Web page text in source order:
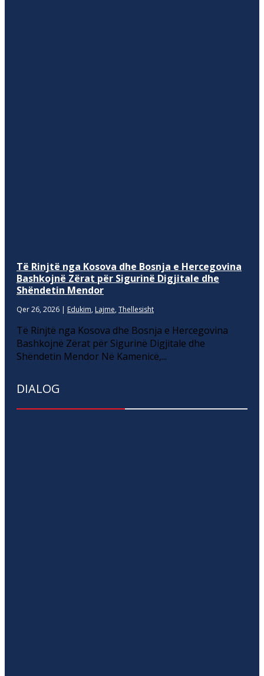
Të Rinjtë nga Kosova dhe Bosnja e Hercegovina
Bashkojnë Zërat për Sigurinë Digjitale dhe
Shëndetin Mendor
Qer 26, 2026 | Edukim, Lajme, Thellesisht
Të Rinjtë nga Kosova dhe Bosnja e Hercegovina
Bashkojnë Zërat për Sigurinë Digjitale dhe
Shëndetin Mendor Në Kamenicë,...
DIALOG